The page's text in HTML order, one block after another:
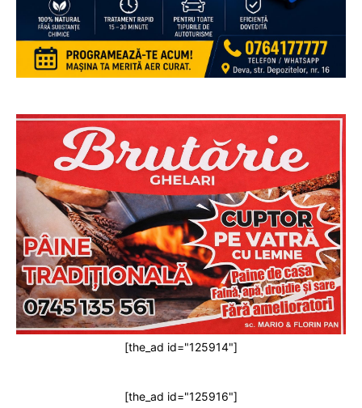
[the_ad id="125914"]
[the_ad id="125916"]